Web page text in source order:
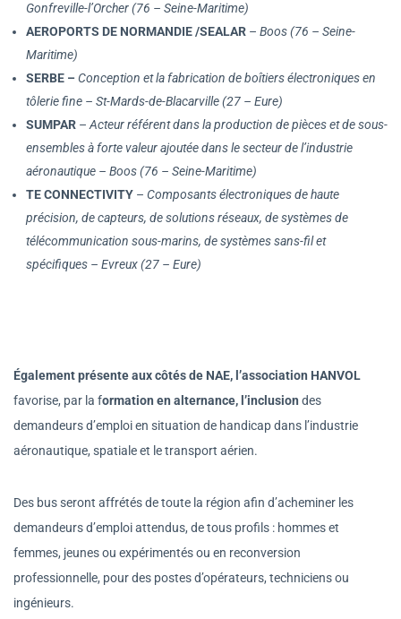
Gonfreville-l’Orcher (76 – Seine-Maritime)
AEROPORTS DE NORMANDIE /SEALAR – Boos (76 – Seine-
Maritime)
SERBE –Conception et la fabrication de boîtiers électroniques en
tôlerie fine – St-Mards-de-Blacarville (27 – Eure)
SUMPAR – Acteur référent dans la production de pièces et de sous-
ensembles à forte valeur ajoutée dans le secteur de l’industrie
aéronautique – Boos (76 – Seine-Maritime)
TE CONNECTIVITY – Composants électroniques de haute
précision, de capteurs, de solutions réseaux, de systèmes de
télécommunication sous-marins, de systèmes sans-fil et
spécifiques – Evreux (27 – Eure)
Également présente aux côtés de NAE, l’association HANVOL
favorise, par la formation en alternance, l’inclusion des
demandeurs d’emploi en situation de handicap dans l’industrie
aéronautique, spatiale et le transport aérien.
Des bus seront affrétés de toute la région afin d’acheminer les
demandeurs d’emploi attendus, de tous profils : hommes et
femmes, jeunes ou expérimentés ou en reconversion
professionnelle, pour des postes d’opérateurs, techniciens ou
ingénieurs.